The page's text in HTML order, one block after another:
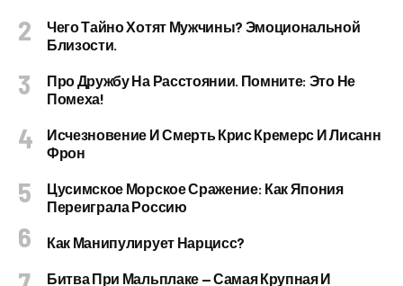
Чего Тайно Хотят Мужчины? Эмоциональной
Близости.
Про Дружбу На Расстоянии. Помните: Это Не
Помеха!
Исчезновение И Смерть Крис Кремерс И Лисанн
Фрон
Цусимское Морское Сражение: Как Япония
Переиграла Россию
Как Манипулирует Нарцисс?
Битва При Мальплаке — Самая Крупная И